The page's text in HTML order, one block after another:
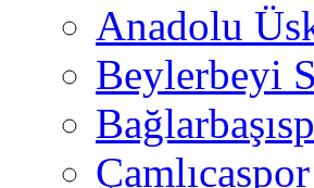
Anadolu
Beylerbeyi
Çamlıcaspor